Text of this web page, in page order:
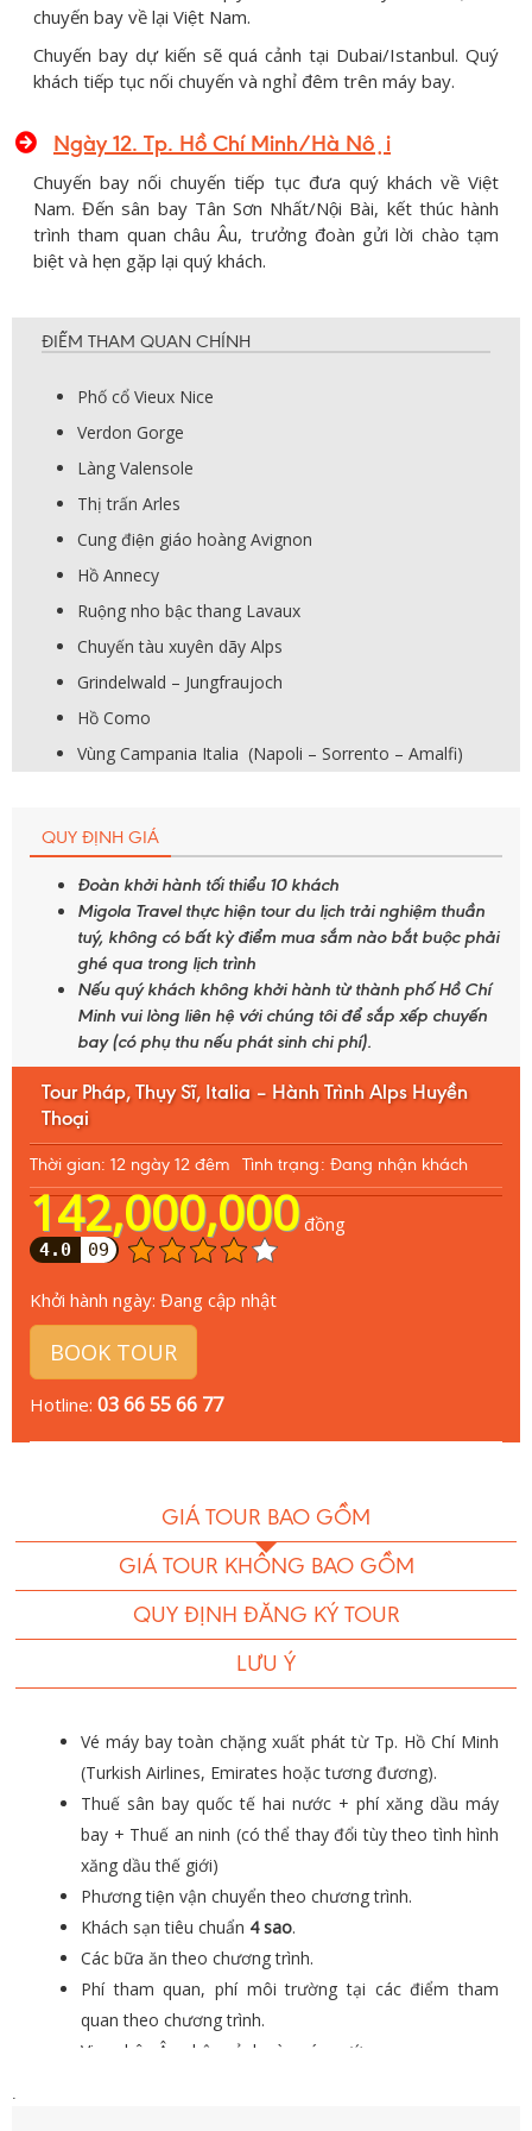
chuyến bay về lại Việt Nam.
Chuyến bay dự kiến sẽ quá cảnh tại Dubai/Istanbul. Quý
khách tiếp tục nối chuyến và nghỉ đêm trên máy bay.
Ngày 12. Tp. Hồ Chí Minh/Hà Nội
Chuyến bay nối chuyến tiếp tục đưa quý khách về Việt
Nam. Đến sân bay Tân Sơn Nhất/Nội Bài, kết thúc hành
trình tham quan châu Âu, trưởng đoàn gửi lời chào tạm
biệt và hẹn gặp lại quý khách.
ĐIỂM THAM QUAN CHÍNH
Phố cổ Vieux Nice
Verdon Gorge
Làng Valensole
Thị trấn Arles
Cung điện giáo hoàng Avignon
Hồ Annecy
Ruộng nho bậc thang Lavaux
Chuyến tàu xuyên dãy Alps
Grindelwald – Jungfraujoch
Hồ Como
Vùng Campania Italia (Napoli – Sorrento – Amalfi)
QUY ĐỊNH GIÁ
Đoàn khởi hành tối thiểu 10 khách
Migola Travel thực hiện tour du lịch trải nghiệm thuần
tuý, không có bất kỳ điểm mua sắm nào bắt buộc phải
ghé qua trong lịch trình
Nếu quý khách không khởi hành từ thành phố Hồ Chí
Minh vui lòng liên hệ với chúng tôi để sắp xếp chuyến
bay (có phụ thu nếu phát sinh chi phí).
Tour Pháp, Thụy Sĩ, Italia – Hành Trình Alps Huyền
Thoại
Thời gian: 12 ngày 12 đêm Tình trạng: Đang nhận khách
142,000,000đồng
4.0 09
Khởi hành ngày: Đang cập nhật
BOOK TOUR
Hotline: 03 66 55 66 77
GIÁ TOUR BAO GỒM
GIÁ TOUR KHÔNG BAO GỒM
QUY ĐỊNH ĐĂNG KÝ TOUR
LƯU Ý
Vé máy bay toàn chặng xuất phát từ Tp. Hồ Chí Minh
(Turkish Airlines, Emirates hoặc tương đương).
Thuế sân bay quốc tế hai nước + phí xăng dầu máy
bay + Thuế an ninh (có thể thay đổi tùy theo tình hình
xăng dầu thế giới)
Phương tiện vận chuyển theo chương trình.
Khách sạn tiêu chuẩn 4 sao.
Các bữa ăn theo chương trình.
Phí tham quan, phí môi trường tại các điểm tham
quan theo chương trình.
Visa châu Âu nhập cảnh vào các nước.
.